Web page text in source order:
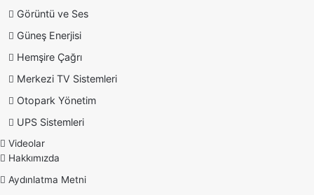
Görüntü ve Ses
Güneş Enerjisi
Hemşire Çağrı
Merkezi TV Sistemleri
Otopark Yönetim
UPS Sistemleri
Videolar
Hakkımızda
Aydınlatma Metni